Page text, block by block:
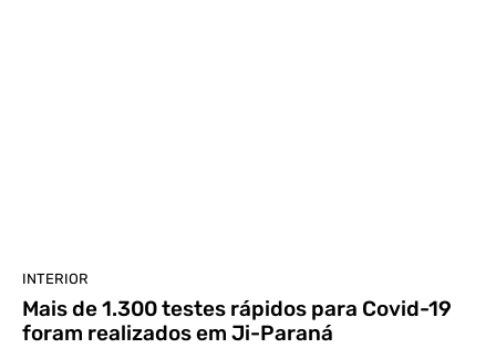
INTERIOR
Mais de 1.300 testes rápidos para Covid-19
foram realizados em Ji-Paraná